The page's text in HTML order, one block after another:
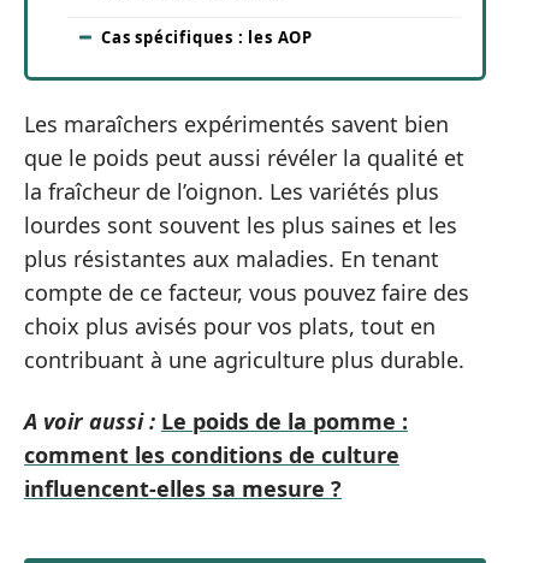
Cas spécifiques : les AOP
Les maraîchers expérimentés savent bien
que le poids peut aussi révéler la qualité et
la fraîcheur de l’oignon. Les variétés plus
lourdes sont souvent les plus saines et les
plus résistantes aux maladies. En tenant
compte de ce facteur, vous pouvez faire des
choix plus avisés pour vos plats, tout en
contribuant à une agriculture plus durable.
A voir aussi : Le poids de la pomme :
comment les conditions de culture
influencent-elles sa mesure ?